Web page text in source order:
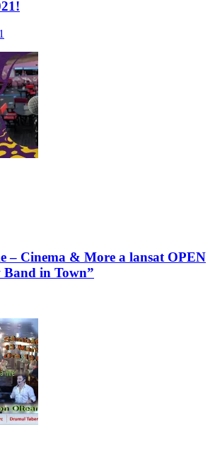
– Cinema & More a lansat OPEN
in Town”